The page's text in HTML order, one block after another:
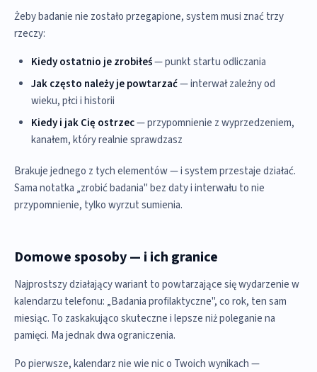
Żeby badanie nie zostało przegapione, system musi znać trzy
rzeczy:
Kiedy ostatnio je zrobiłeś— punkt startu odliczania
Jak często należy je powtarzać— interwał zależny od
wieku, płci i historii
Kiedy i jak Cię ostrzec— przypomnienie z wyprzedzeniem,
kanałem, który realnie sprawdzasz
Brakuje jednego z tych elementów — i system przestaje działać.
Sama notatka „zrobić badania" bez daty i interwału to nie
przypomnienie, tylko wyrzut sumienia.
Domowe sposoby — i ich granice
Najprostszy działający wariant to powtarzające się wydarzenie w
kalendarzu telefonu: „Badania profilaktyczne", co rok, ten sam
miesiąc. To zaskakująco skuteczne i lepsze niż poleganie na
pamięci. Ma jednak dwa ograniczenia.
Po pierwsze, kalendarz nie wie nic o Twoich wynikach —